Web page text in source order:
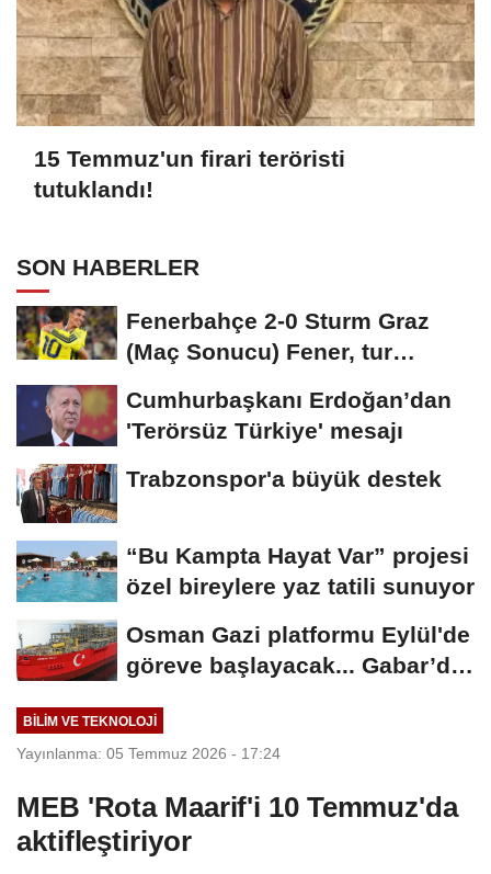
15 Temmuz'un firari teröristi
tutuklandı!
SON HABERLER
Fenerbahçe 2-0 Sturm Graz
(Maç Sonucu) Fener, tur
Cumhurbaşkanı Erdoğan’dan
'Terörsüz Türkiye' mesajı
Trabzonspor'a büyük destek
“Bu Kampta Hayat Var” projesi
özel bireylere yaz tatili sunuyor
Osman Gazi platformu Eylül'de
göreve başlayacak... Gabar’da
BILIM VE TEKNOLOJI
Yayınlanma: 05 Temmuz 2026 - 17:24
MEB 'Rota Maarif'i 10 Temmuz'da
aktifleştiriyor